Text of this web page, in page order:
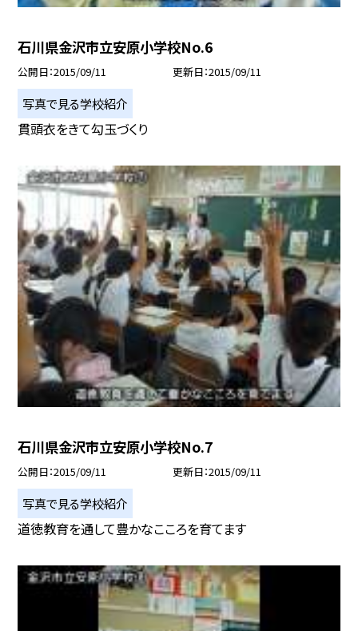
石川県金沢市立安原小学校No.6
公開日 2015/09/11 更新日 2015/09/11
写真で見る学校紹介
貫頭衣をきて勾玉づくり
石川県金沢市立安原小学校No.7
公開日 2015/09/11 更新日 2015/09/11
写真で見る学校紹介
道徳教育を通して豊かなこころを育てます